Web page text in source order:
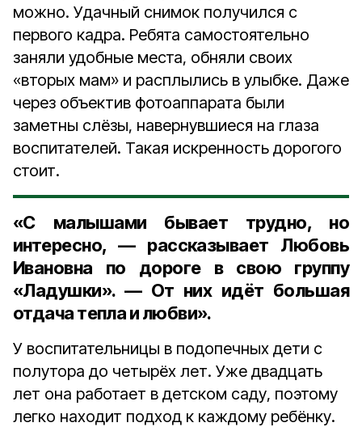
можно. Удачный снимок получился с
первого кадра. Ребята самостоятельно
заняли удобные места, обняли своих
«вторых мам» и расплылись в улыбке. Даже
через объектив фотоаппарата были
заметны слёзы, навернувшиеся на глаза
воспитателей. Такая искренность дорогого
стоит.
«С малышами бывает трудно, но
интересно, — рассказывает Любовь
Ивановна по дороге в свою группу
«Ладушки». — От них идёт большая
отдача тепла и любви».
У воспитательницы в подопечных дети с
полутора до четырёх лет. Уже двадцать
лет она работает в детском саду, поэтому
легко находит подход к каждому ребёнку.